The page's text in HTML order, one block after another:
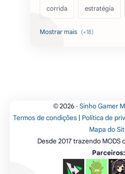
corrida estratégia
acarde esportes
luta educação
desenho
artes
© 2026 ‧ Sinho Gamer
Termos de condições | Política de
Mapa do
Desde 2017 trazendo MODS
Parceiros: